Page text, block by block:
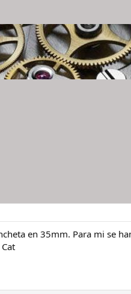
en 35mm. Para mi se